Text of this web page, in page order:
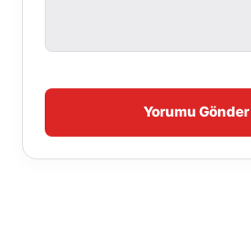
Yorumu Gönder